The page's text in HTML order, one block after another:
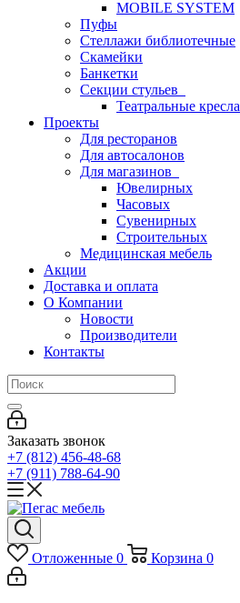
MOBILE SYSTEM
Пуфы
Стеллажи библиотечные
Скамейки
Банкетки
Секции стульев
Театральные кресла
Проекты
Для ресторанов
Для автосалонов
Для магазинов
Ювелирных
Часовых
Сувенирных
Строительных
Медицинская мебель
Акции
Доставка и оплата
О Компании
Новости
Производители
Контакты
Заказать звонок
+7 (812) 456-48-68
+7 (911) 788-64-90
Отложенные 0 Корзина 0